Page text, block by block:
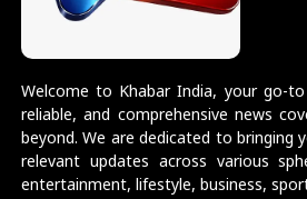
Welcome to Khabar India, your go-
reliable, and comprehensive news
beyond. We are dedicated to bringing
relevant updates across various
entertainment, lifestyle, business,